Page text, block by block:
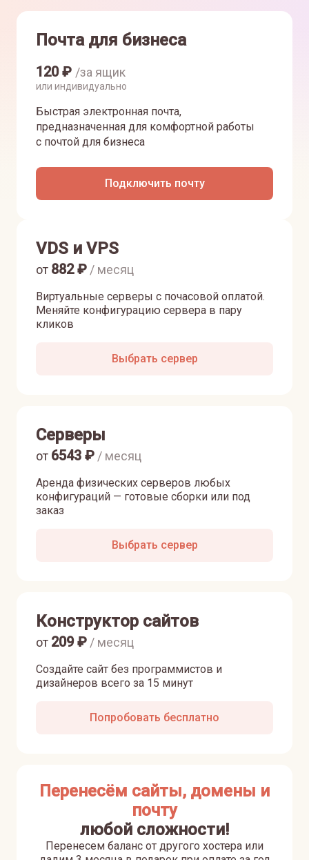
Почта для бизнеса
120₽ /за ящик
или индивидуально
Быстрая электронная почта,
предназначенная для комфортной работы
с почтой для бизнеса
Подключить почту
VDS и VPS
Виртуальные серверы с почасовой оплатой.
Меняйте конфигурацию сервера в пару
кликов
от 882₽ / месяц
Выбрать сервер
Серверы
Аренда физических серверов любых
конфигураций — готовые сборки или под
заказ
от 6543 ₽ / месяц
Выбрать сервер
Конструктор сайтов
Создайте сайт без программистов и
дизайнеров всего за 15 минут
от 209₽ / месяц
Попробовать бесплатно
Перенесём сайты, домены и
почту
любой сложности!
Перенесем баланс от другого хостера или